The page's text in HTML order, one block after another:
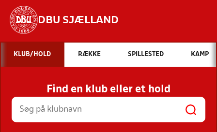
DBU SJÆLLAND
Hvad vil du søge efter?
INDHOLD OG NYHEDER
STILLINGER, RESULTATER, KLUBBER OG
HOLD
KLUB/HOLD RÆKKE SPILLESTED KAMP
Find en klub eller et hold